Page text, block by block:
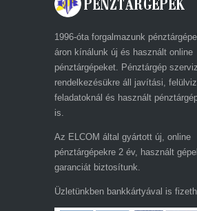
1996-óta forgalmazunk
áron kínálunk új és használt online
pénztárgépeket. Pénztárgép
rendelkezésükre áll javítási,
feladatoknál és használt
is.
Az ELCOM által gyártott új, online
pénztárgépekre 2 év, használt
garanciát biztosítunk.
Üzletünkben bankkártyával is